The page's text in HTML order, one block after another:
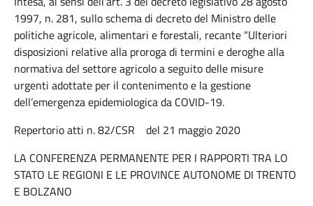
1997, n. 281, sullo schema di decreto del Ministro delle
politiche agricole, alimentari e forestali, recante “Ulteriori
disposizioni relative alla proroga di termini e deroghe alla
normativa del settore agricolo a seguito delle misure
urgenti adottate per il contenimento e la gestione
dell’emergenza epidemiologica da COVID-19.
Repertorio atti n. 82/CSR del 21 maggio 2020
LA CONFERENZA PERMANENTE PER I RAPPORTI TRA LO
STATO LE REGIONI E LE PROVINCE AUTONOME DI TRENTO
E BOLZANO